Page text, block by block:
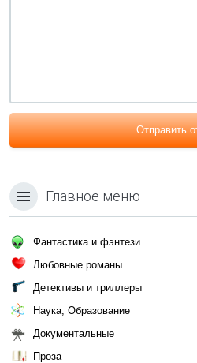
Отправить
Главное меню
Фантастика и фэнтези
Любовные романы
Детективы и триллеры
Наука, Образование
Документальные
Проза